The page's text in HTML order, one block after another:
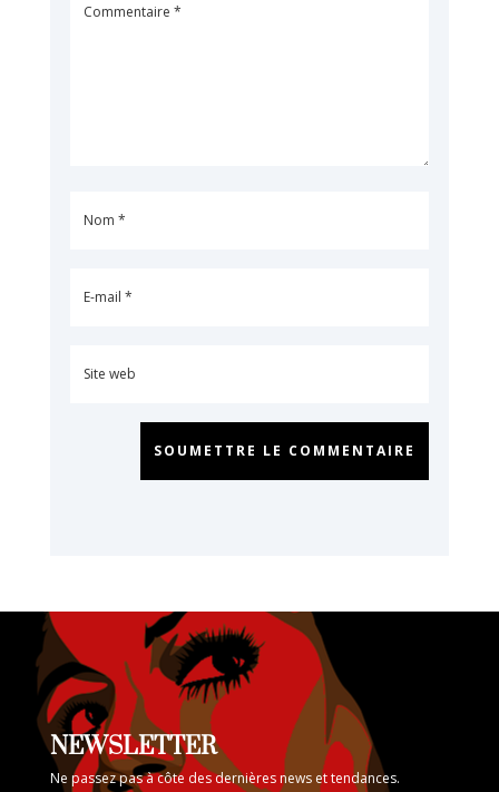
SOUMETTRE LE COMMENTAIRE
NEWSLETTER
Ne passez pas à côte des dernières news et tendances.